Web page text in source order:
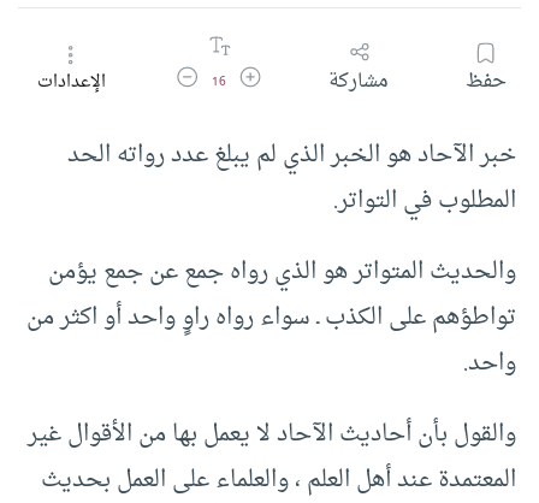
حفظ مشاركة زيادة حجم الخط
16 تقليل حجم الخطالإعدادات
خبر الآحاد هو الخبر الذي لم يبلغ عدد رواته الحد
المطلوب في التواتر.
والحديث المتواتر هو الذي رواه جمع عن جمع يؤمن
تواطؤهم على الكذب ـ سواء رواه راوٍ واحد أو اكثر من
واحد.
والقول بأن أحاديث الآحاد لا يعمل بها من الأقوال غير
المعتمدة عند أهل العلم ، والعلماء على العمل بحديث